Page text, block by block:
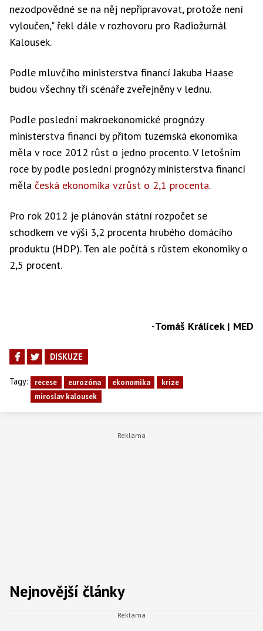
nezodpovědné se na něj nepřipravovat, protože není
vyloučen," řekl dále v rozhovoru pro Radiožurnál
Kalousek.
Podle mluvčího ministerstva financí Jakuba Haase
budou všechny tři scénáře zveřejněny v lednu.
Podle poslední makroekonomické prognózy
ministerstva financí by přitom tuzemská ekonomika
měla v roce 2012 růst o jedno procento. V letošním
roce by podle poslední prognózy ministerstva financí
měla česká ekonomika vzrůst o 2,1 procenta.
Pro rok 2012 je plánován státní rozpočet se
schodkem ve výši 3,2 procenta hrubého domácího
produktu (HDP). Ten ale počítá s růstem ekonomiky o
2,5 procent.
-Tomáš Králícek | MED
DISKUZE
Tagy: recese eurozóna ekonomika
krize
miroslav kalousek
Nejnovější články